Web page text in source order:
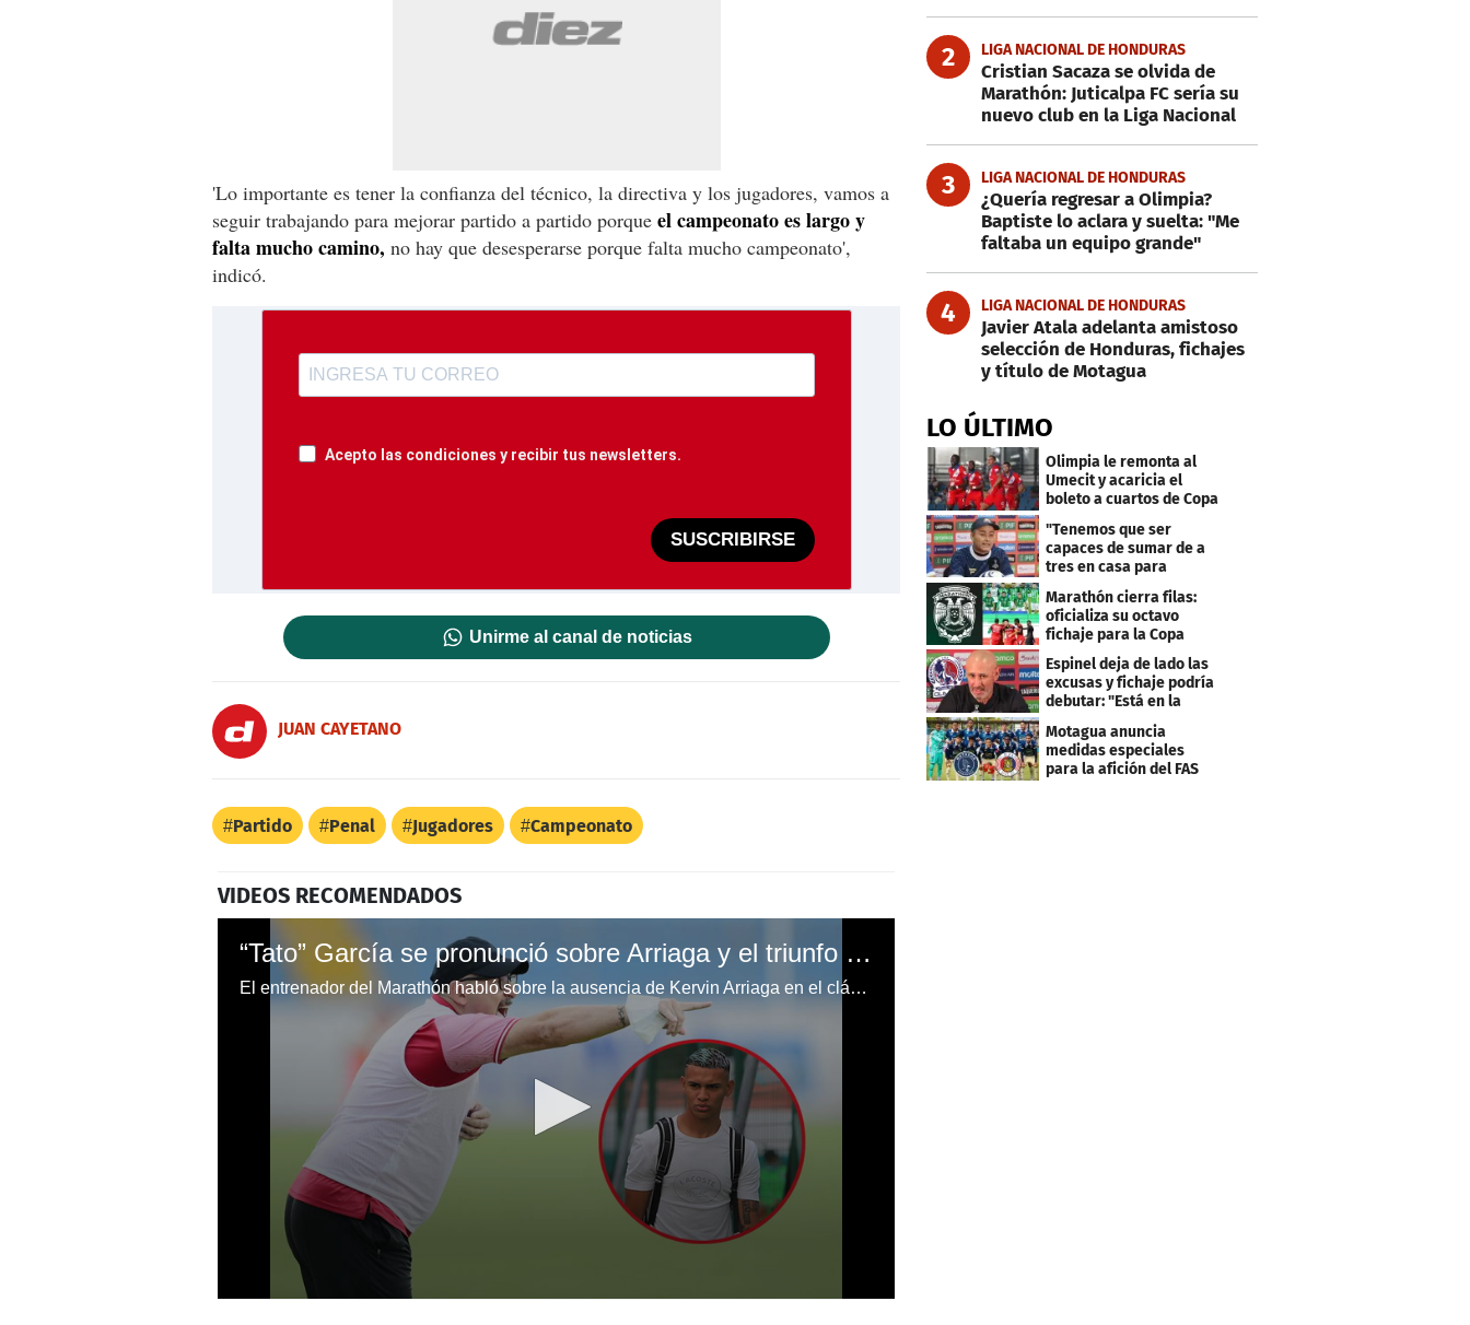
'Lo importante es tener la confianza del técnico, la directiva y los jugadores, vamos a
seguir trabajando para mejorar partido a partido porque el campeonato es largo y
falta mucho camino, no hay que desesperarse porque falta mucho campeonato',
indicó.
Acepto las condiciones y recibir tus newsletters.
SUSCRIBIRSE
Unirme al canal de noticias
JUAN CAYETANO
Partido Penal Jugadores Campeonato
VIDEOS RECOMENDADOS
“Tato” García se pronunció sobre Arriaga y el triunfo ante Olimpia: “Se le ganó con autoridad al tricampeón"
El entrenador del Marathón habló sobre la ausencia de Kervin Arriaga en el clásico; además ahora quiere bajar al Real España tras vencer al Motagua y Olimpia
2 LIGA NACIONAL DE HONDURAS
Cristian Sacaza se olvida de
Marathón: Juticalpa FC sería su
nuevo club en la Liga Nacional
3 LIGA NACIONAL DE HONDURAS
¿Quería regresar a Olimpia?
Baptiste lo aclara y suelta: "Me
faltaba un equipo grande"
4 LIGA NACIONAL DE HONDURAS
Javier Atala adelanta amistoso
selección de Honduras, fichajes
y título de Motagua
LO ÚLTIMO
Olimpia le remonta al
Umecit y acaricia el
boleto a cuartos de Copa
"Tenemos que ser
capaces de sumar de a
tres en casa para
asegurar la
clasificación"
Marathón cierra filas:
oficializa su octavo
fichaje para la Copa
Centroamericana
Espinel deja de lado las
excusas y fichaje podría
debutar: "Está en la
Motagua anuncia
medidas especiales
para la afición del FAS